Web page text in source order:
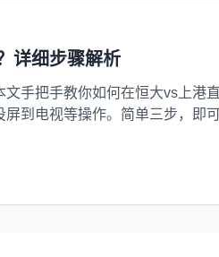
详细步骤解析
手把手教你如何在恒大vs上港
到电视等操作。简单三步，即